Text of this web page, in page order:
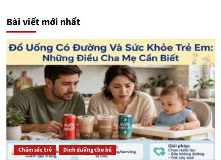
Bài viết mới nhất
Chăm sóc trẻ Dinh dưỡng cho bé